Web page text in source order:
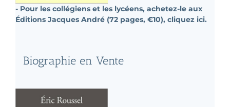
- Pour les collégiens et les lycéens, achetez-le aux
Éditions Jacques André (72 pages, €10), cliquez ici.
Biographie en Vente